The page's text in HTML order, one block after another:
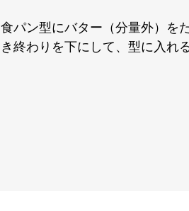
食パン型にバター（分量外）を
き終わりを下にして、型に入れ